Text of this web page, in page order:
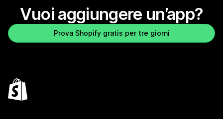
Vuoi aggiungere un’app?
Prova Shopify gratis per tre giorni